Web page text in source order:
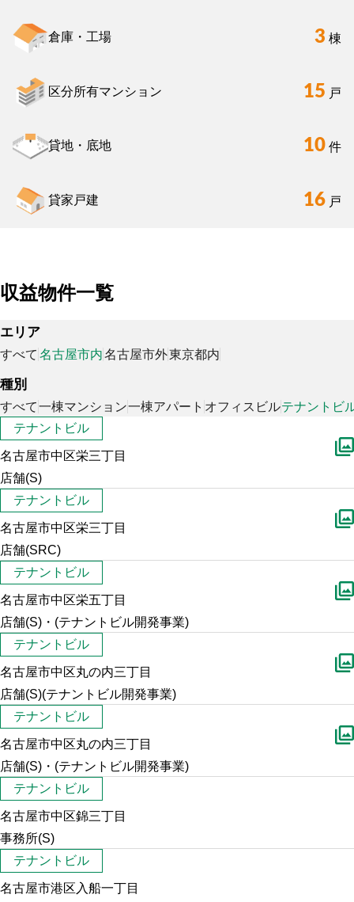
倉庫・工場 3 棟
区分所有マンション 15 戸
貸地・底地 10 件
貸家戸建 16 戸
収益物件一覧
エリア
すべて 名古屋市内名古屋市外東京都内
種別
すべて一棟マンション一棟アパート オフィスビルテナントビ
テナントビル
名古屋市中区栄三丁目
店舗(S)
テナントビル
名古屋市中区栄三丁目
店舗(SRC)
テナントビル
名古屋市中区栄五丁目
店舗(S)・(テナントビル開発事業)
テナントビル
名古屋市中区丸の内三丁目
店舗(S)(テナントビル開発事業)
テナントビル
名古屋市中区丸の内三丁目
店舗(S)・(テナントビル開発事業)
テナントビル
名古屋市中区錦三丁目
事務所(S)
テナントビル
名古屋市港区入船一丁目